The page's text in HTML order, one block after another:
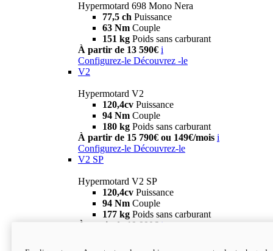
Hypermotard 698 Mono Nera
77,5 ch Puissance
63 Nm Couple
151 kg Poids sans carburant
À partir de 13 590€ i
Configurez-le Découvrez -le
V2
Hypermotard V2
120,4cv Puissance
94 Nm Couple
180 kg Poids sans carburant
À partir de 15 790€ ou 149€/mois i
Configurez-le Découvrez-le
V2 SP
Hypermotard V2 SP
120,4cv Puissance
94 Nm Couple
177 kg Poids sans carburant
À partir de 19 990€ i
new
V2 SP 100